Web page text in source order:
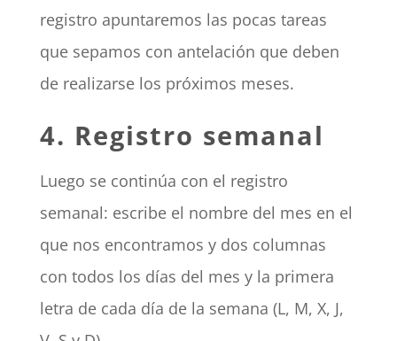
registro apuntaremos las pocas tareas
que sepamos con antelación que deben
de realizarse los próximos meses.
4. Registro semanal
Luego se continúa con el registro
semanal: escribe el nombre del mes en el
que nos encontramos y dos columnas
con todos los días del mes y la primera
letra de cada día de la semana (L, M, X, J,